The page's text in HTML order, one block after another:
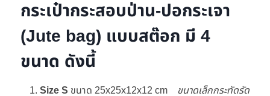
กระเป๋ากระสอบป่าน-ปอกระเจา
(Jute bag) แบบสต๊อก มี 4
ขนาด ดังนี้
Size S ขนาด 25x25x12x12 cm ขนาดเล็กกระทัดรัด